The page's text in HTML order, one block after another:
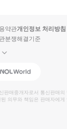
약관개인정보 처리방침
분쟁해결기준
Interpark Global
판매중개자로서 통신판매
의무와 책임은 판매자에게